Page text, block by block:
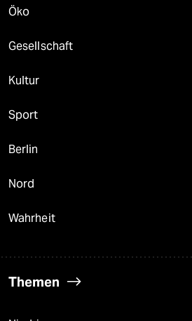
Öko
Gesellschaft
Kultur
Sport
Berlin
Nord
Wahrheit
Themen